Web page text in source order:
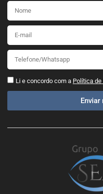
Li e concordo com a Política
Enviar